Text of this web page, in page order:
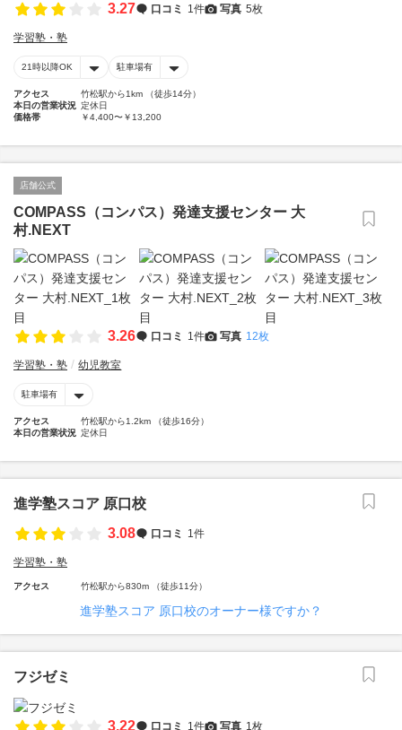
3.27 口コミ 1件 写真 5枚
学習塾・塾
21時以降OK 駐車場有
アクセス
竹松駅から1km （徒歩14分）
本日の営業状況 定休日
価格帯
￥4,400〜￥13,200
店舗公式
COMPASS（コンパス）発達支援センター 大
村.NEXT
3.26 口コミ 1件 写真 12枚
学習塾・塾 幼児教室
駐車場有
アクセス
竹松駅から1.2km （徒歩16分）
本日の営業状況 定休日
進学塾スコア 原口校
3.08
口コミ 1件
学習塾・塾
アクセス 竹松駅から830m （徒歩11分）
進学塾スコア 原口校のオーナー様ですか？
フジゼミ
3.22 口コミ 1件 写真 1枚